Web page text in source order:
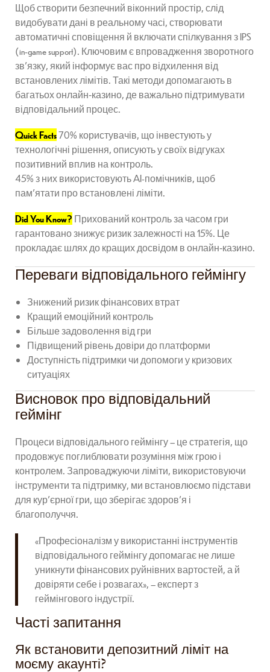
Щоб створити безпечний віконний простір, слід
видобувати дані в реальному часі, створювати
автоматичні сповіщення й включати спілкування з IPS
(in-game support). Ключовим є впровадження зворотного
зв’язку, який інформує вас про відхилення від
встановлених лімітів. Такі методи допомагають в
багатьох онлайн‑казино, де важально підтримувати
відповідальний процес.
Quick Facts70% користувачів, що інвестують у
технологічні рішення, описують у своїх відгуках
позитивний вплив на контроль.
45% з них використовують AI-помічників, щоб
пам’ятати про встановлені ліміти.
Did You Know? Прихований контроль за часом гри
гарантовано знижує ризик залежності на 15%. Це
прокладає шлях до кращих досвідом в онлайн‑казино.
Переваги відповідального геймінгу
Знижений ризик фінансових втрат
Кращий емоційний контроль
Більше задоволення від гри
Підвищений рівень довіри до платформи
Доступність підтримки чи допомоги у кризових
ситуаціях
Висновок про відповідальний
геймінг
Процеси відповідального геймінгу – це стратегія, що
продовжує поглиблювати розуміння між грою і
контролем. Запроваджуючи ліміти, використовуючи
інструменти та підтримку, ми встановлюємо підстави
для кур’єрної гри, що зберігає здоров’я і
благополуччя.
«Професіоналізм у використанні інструментів
відповідального геймінгу допомагає не лише
уникнути фінансових руйнівних вартостей, а й
довіряти себе і розвагах», – експерт з
геймінгового індустрії.
Часті запитання
Як встановити депозитний ліміт на
моєму акаунті?